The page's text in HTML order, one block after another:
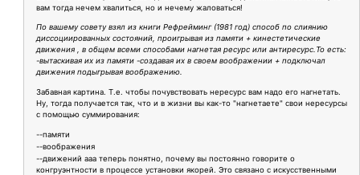
вам тогда нечем хвалиться, но и нечему жаловаться!
По вашему совету взял из книги Рефрейминг (1981 год) способ по слиянию
диссоциированных состояний, проигрывая из памяти + кинестетические
движения , в общем всеми способами нагнетая ресурс или антиресурс.То есть:
-вытаскивая их из памяти -создавая их в своем воображении + подключал
движения подыгрывая воображению.
Забавная картина. Т.е. чтобы почувствовать нересурс вам надо его нагнетать.
Ну, тогда получается так, что и в жизни вы как-то "нагнетаете" свои нересурсы
с помощью суммирования:
--памяти
--воображения
--движений ааа теперь понятно, почему вы постоянно говорите о
конгруэнтности в процессе установки якорей. Это связано с искусственными